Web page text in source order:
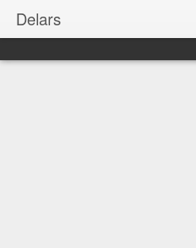
Delars